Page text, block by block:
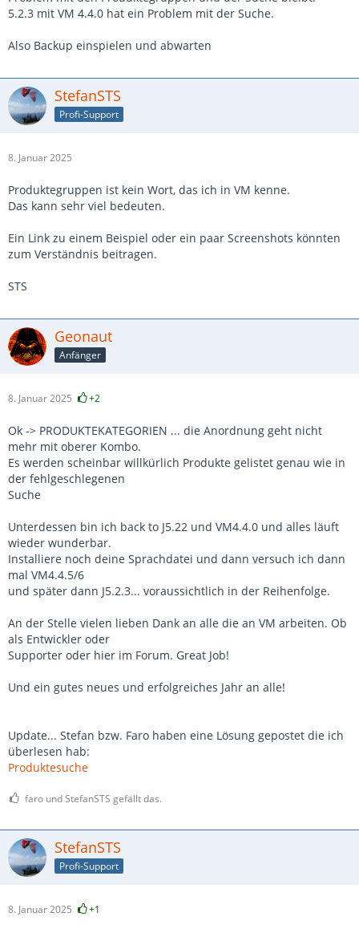
5.2.3 mit VM 4.4.0 hat ein Problem mit der Suche.
Also Backup einspielen und abwarten
StefanSTS
Profi-Support
8. Januar 2025
Produktegruppen ist kein Wort, das ich in VM kenne.
Das kann sehr viel bedeuten.
Ein Link zu einem Beispiel oder ein paar Screenshots könnten
zum Verständnis beitragen.
STS
Geonaut
Anfänger
8. Januar 2025 +2
Ok -> PRODUKTEKATEGORIEN ... die Anordnung geht nicht
mehr mit oberer Kombo.
Es werden scheinbar willkürlich Produkte gelistet genau wie in
der fehlgeschlegenen
Suche
Unterdessen bin ich back to J5.22 und VM4.4.0 und alles läuft
wieder wunderbar.
Installiere noch deine Sprachdatei und dann versuch ich dann
mal VM4.4.5/6
und später dann J5.2.3... voraussichtlich in der Reihenfolge.
An der Stelle vielen lieben Dank an alle die an VM arbeiten. Ob
als Entwickler oder
Supporter oder hier im Forum. Great Job!
Und ein gutes neues und erfolgreiches Jahr an alle!
Update... Stefan bzw. Faro haben eine Lösung gepostet die ich
überlesen hab:
Produktesuche
faro und StefanSTS gefällt das.
StefanSTS
Profi-Support
8. Januar 2025 +1